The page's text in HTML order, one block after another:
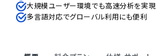
大規模ユーザー環境でも高速分析を実現
多言語対応でグローバル利用にも便利